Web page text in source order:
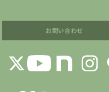
お問い合わせ